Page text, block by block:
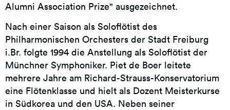
Alumni Association Prize" ausgezeichnet.
Nach einer Saison als Soloflötist des
Philharmonischen Orchesters der Stadt Freiburg
i.Br. folgte 1994 die Anstellung als Soloflötist der
Münchner Symphoniker. Piet de Boer leitete
mehrere Jahre am Richard-Strauss-Konservatorium
eine Flötenklasse und hielt als Dozent Meisterkurse
in Südkorea und den USA. Neben seiner